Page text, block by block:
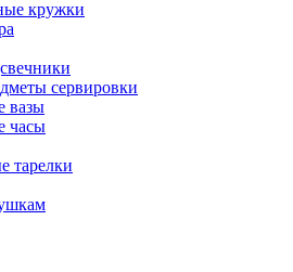
кружки
сервировки
вазы
часы
тарелки